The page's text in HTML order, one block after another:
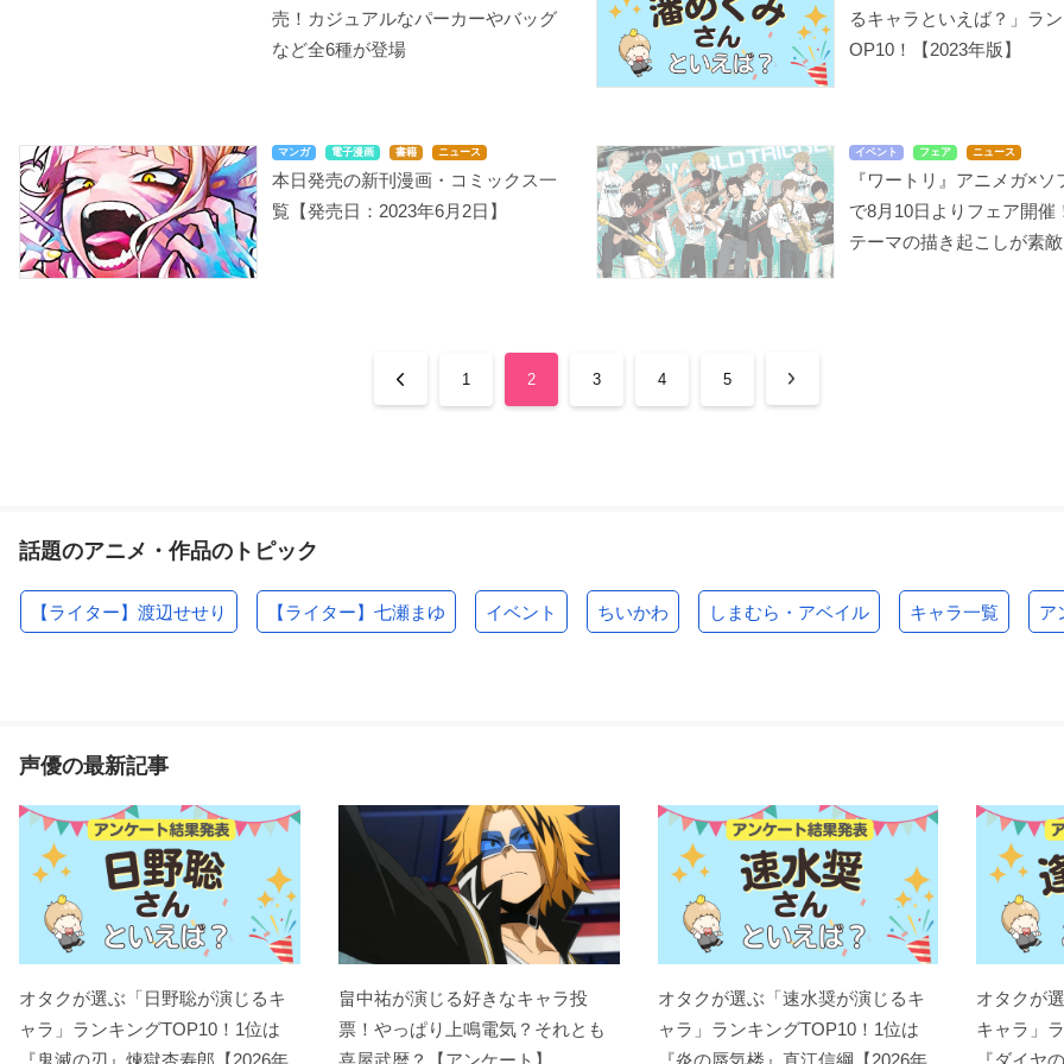
売！カジュアルなパーカーやバッグ
など全6種が登場
るキャラといえば？」ラ
OP10！【2023年版】
マンガ 電子漫画 書籍 ニュース
本日発売の新刊漫画・コミックス一
覧【発売日：2023年6月2日】
イベント フェア ニュース
『ワートリ』アニメガ×ソ
で8月10日よりフェア開催
テーマの描き起こしが素敵
1 2 3 4 5
話題のアニメ・作品のトピック
【ライター】渡辺せせり 【ライター】七瀬まゆ イベント ちいかわ しまむら・アベイル キャラ一覧 ア
声優の最新記事
オタクが選ぶ「日野聡が演じるキ
ャラ」ランキングTOP10！1位は
『鬼滅の刃』煉󠄁獄杏寿郎【2026年
畠中祐が演じる好きなキャラ投
票！やっぱり上鳴電気？それとも
喜屋武暦？【アンケート】
オタクが選ぶ「速水奨が演じるキ
ャラ」ランキングTOP10！1位は
『炎の蜃気楼』直江信綱【2026年
オタクが
キャラ」
『ダイヤ